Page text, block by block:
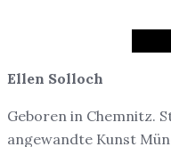
Ellen Solloch
Geboren in Chemnitz.
angewandte Kunst